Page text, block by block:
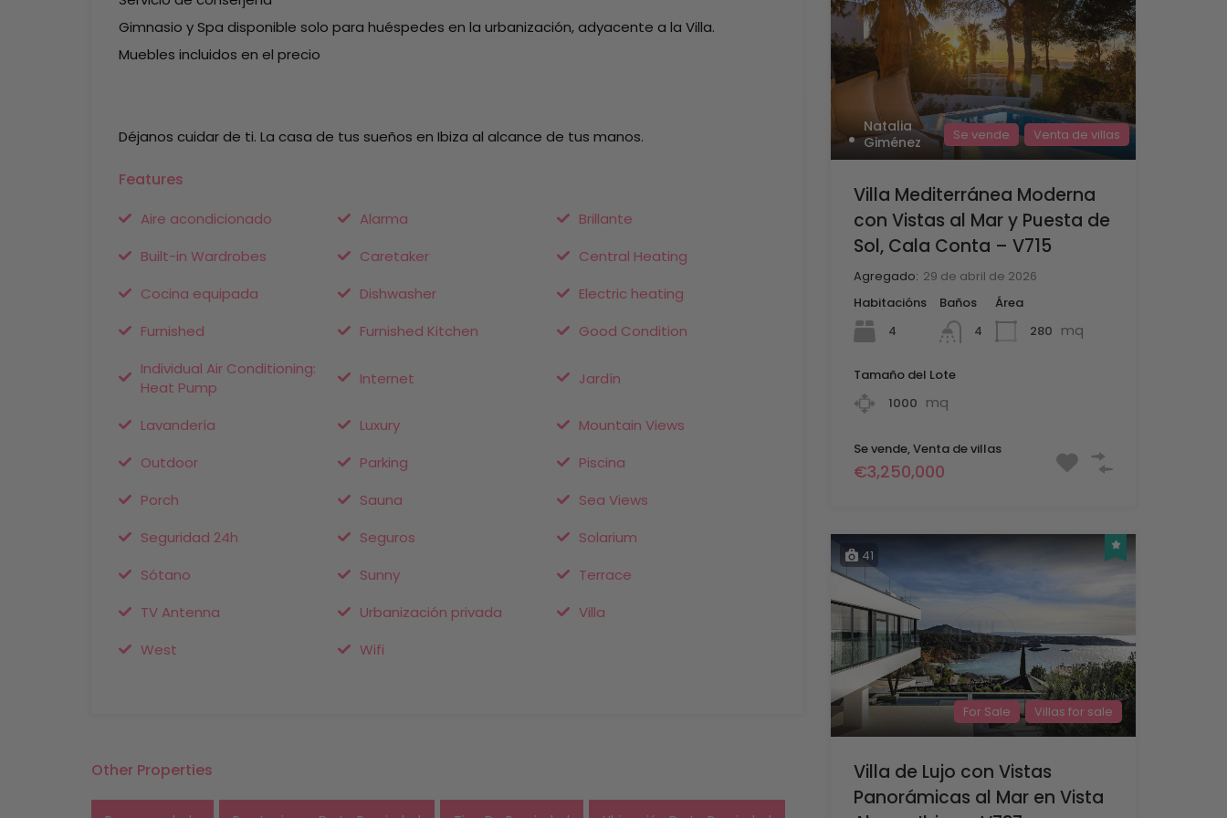
Gimnasio y Spa disponible solo para huéspedes en la urbanización, adyacente a la Villa.
Muebles incluidos en el precio
Déjanos cuidar de ti. La casa de tus sueños en Ibiza al alcance de tus manos.
Features
Aire acondicionado Alarma
Brillante
Built-in Wardrobes
Caretaker
Central Heating
Cocina equipada
Dishwasher
Electric heating
Furnished
Furnished Kitchen
Good Condition
Individual Air Conditioning:
Heat Pump
Internet Jardín
Lavandería Luxury
Mountain Views
Outdoor
Parking
Piscina
Porch
Sauna
Sea Views
Seguridad 24h
Seguros
Solarium
Sótano
Sunny
Terrace
TV Antenna
Urbanización privada
Villa
West
Wifi
Other Properties
Natalia
Giménez
Se vende Venta de villas
Villa Mediterránea Moderna
con Vistas al Mar y Puesta de
Sol, Cala Conta – V715
Agregado: 29 de abril de 2026
Habitacións
4
Baños
4
Área
280 mq
Tamaño del Lote
1000 mq
Se vende, Venta de villas
€3,250,000
41
For Sale Villas for sale
Villa de Lujo con Vistas
Panorámicas al Mar en Vista